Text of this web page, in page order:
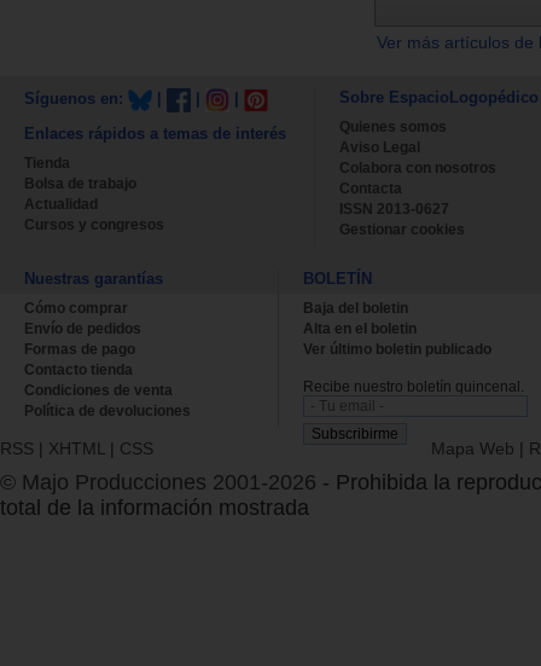
Ver más artículos
Síguenos en:
Enlaces rápidos a temas de interés
Tienda
Bolsa de trabajo
Actualidad
Cursos y congresos
Sobre EspacioLogopédico
Quienes somos
Aviso Legal
Colabora con nosotros
Contacta
ISSN 2013-0627
Gestionar cookies
Nuestras garantías
Cómo comprar
Envío de pedidos
Formas de pago
Contacto tienda
Condiciones de venta
Política de devoluciones
BOLETÍN
Baja del boletin
Alta en el boletin
Ver último boletin publicado
Recibe nuestro boletín quincenal.
RSS | XHTML | CSS Mapa Web |
© Majo Producciones 2001-2026 - Prohibida la
total de la información mostrada